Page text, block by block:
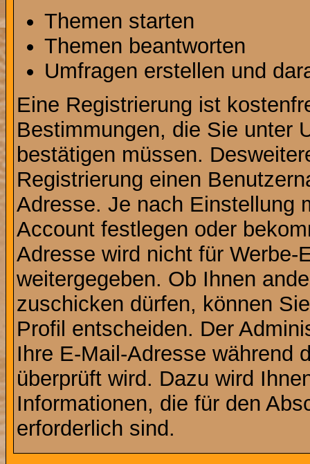
Themen starten
Themen beantworten
Umfragen erstellen und
Eine Registrierung ist
Bestimmungen, die Sie unter
bestätigen müssen.
Registrierung einen
Adresse. Je nach Einstellung
Account festlegen oder
Adresse wird nicht für
weitergegeben. Ob Ihnen
zuschicken dürfen, können
Profil entscheiden. Der
Ihre E-Mail-Adresse während
überprüft wird. Dazu wird
Informationen, die für den
erforderlich sind.